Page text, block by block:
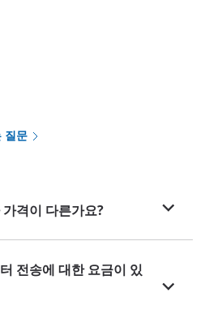
질문
격이 다른가요?
전송에 대한 요금이 있